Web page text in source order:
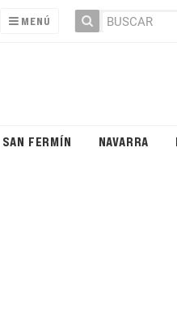
MENÚ
SAN FERMÍN NAVARRA